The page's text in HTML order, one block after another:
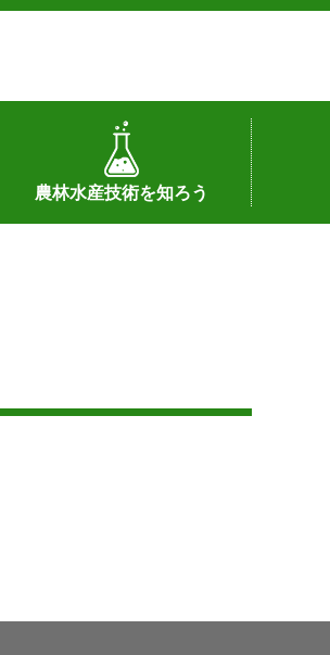
農林水産技術を知ろう
センターの話題
私の試験研究
試験研究課題
第6期中期業務計画
オンライン研究報告
刊行物
知的財産に関する相談窓口